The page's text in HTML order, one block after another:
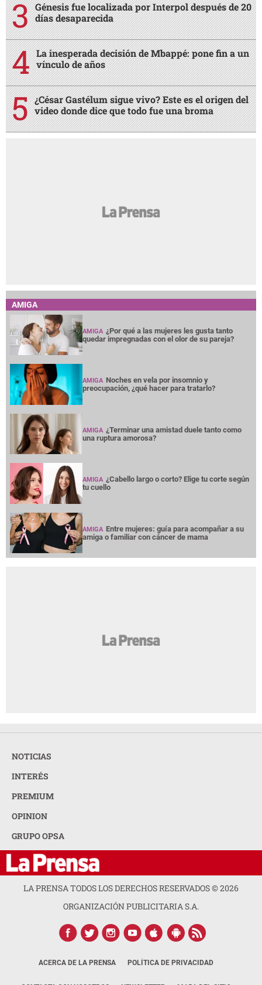
Génesis fue localizada por Interpol después de 20
días desaparecida
La inesperada decisión de Mbappé: pone fin a un
vínculo de años
¿César Gastélum sigue vivo? Este es el origen del
video donde dice que todo fue una broma
AMIGA
AMIGA ¿Por qué a las mujeres les gusta tanto
quedar impregnadas con el olor de su pareja?
AMIGA Noches en vela por insomnio y
preocupación, ¿qué hacer para tratarlo?
AMIGA ¿Terminar una amistad duele tanto como
una ruptura amorosa?
AMIGA ¿Cabello largo o corto? Elige tu corte según
tu cuello
AMIGA Entre mujeres: guía para acompañar a su
amiga o familiar con cáncer de mama
NOTICIAS
INTERÉS
PREMIUM
OPINION
GRUPO OPSA
LA PRENSA TODOS LOS DERECHOS RESERVADOS ©2026
ORGANIZACIÓN PUBLICITARIA S.A.
ACERCA DE LA PRENSA POLÍTICA DE PRIVACIDAD